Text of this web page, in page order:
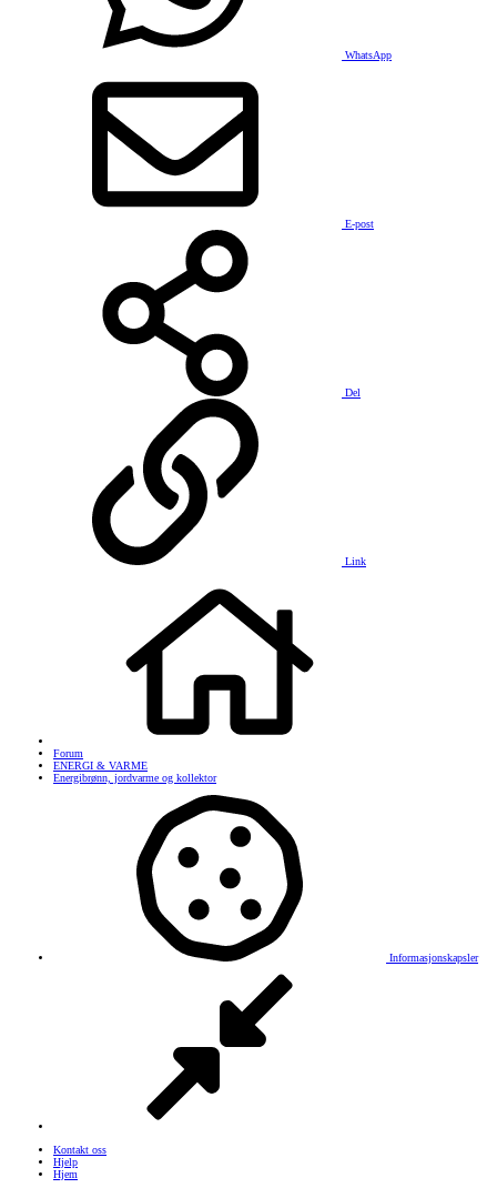
WhatsApp
E-post
Del
Link
Forum
ENERGI & VARME
Energibrønn, jordvarme og kollektor
Informasjonskapsler
Kontakt oss
Hjelp
Hjem